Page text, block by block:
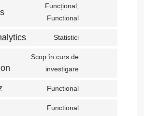
Funcțional,
Functional
Statistici
Scop în curs de
investigare
Functional
Functional